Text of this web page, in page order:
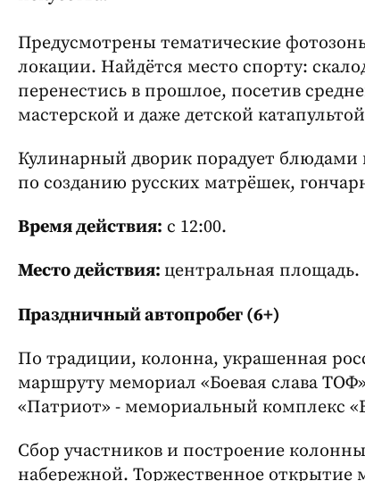
Предусмотрены тематические
локации. Найдётся место спорту:
перенестись в прошлое, посетив
мастерской и даже детской
Кулинарный дворик порадует
по созданию русских матрёшек,
Время действия: с 12:00.
Место действия: центральная площадь.
Праздничный автопробег (6+)
По традиции, колонна, украшенная
маршруту мемориал «Боевая слава
«Патриот» - мемориальный комплекс
Сбор участников и построение
набережной. Торжественное открытие